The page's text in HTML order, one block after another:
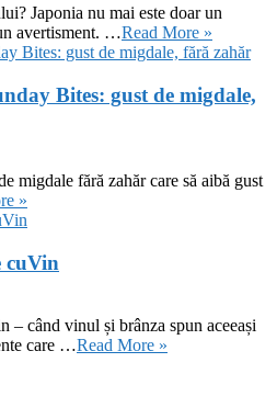
Japonia nu mai este doar un
avertisment. …Read More »
Bites: gust de migdale,
migdale fără zahăr care să aibă gust
»
cuVin
– când vinul și brânza spun aceeași
care …Read More »